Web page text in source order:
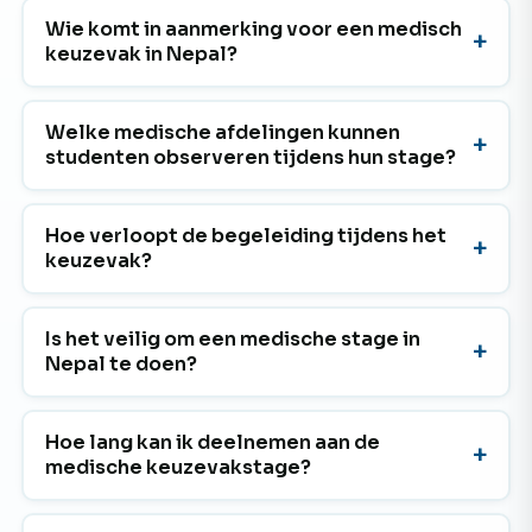
Wie komt in aanmerking voor een medisch
keuzevak in Nepal?
Welke medische afdelingen kunnen
studenten observeren tijdens hun stage?
Hoe verloopt de begeleiding tijdens het
keuzevak?
Is het veilig om een medische stage in
Nepal te doen?
Hoe lang kan ik deelnemen aan de
medische keuzevakstage?